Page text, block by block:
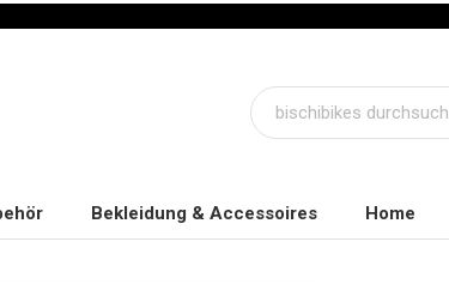
Bekleidung & Accessoires Home